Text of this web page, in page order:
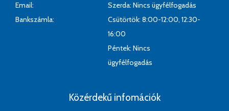
Email:
Bankszámla:
Szerda: Nincs ügyfélfogadás
Csütörtök: 8:00-12:00, 12:30-
16:00
Péntek: Nincs
ügyfélfogadás
Közérdekű infomációk